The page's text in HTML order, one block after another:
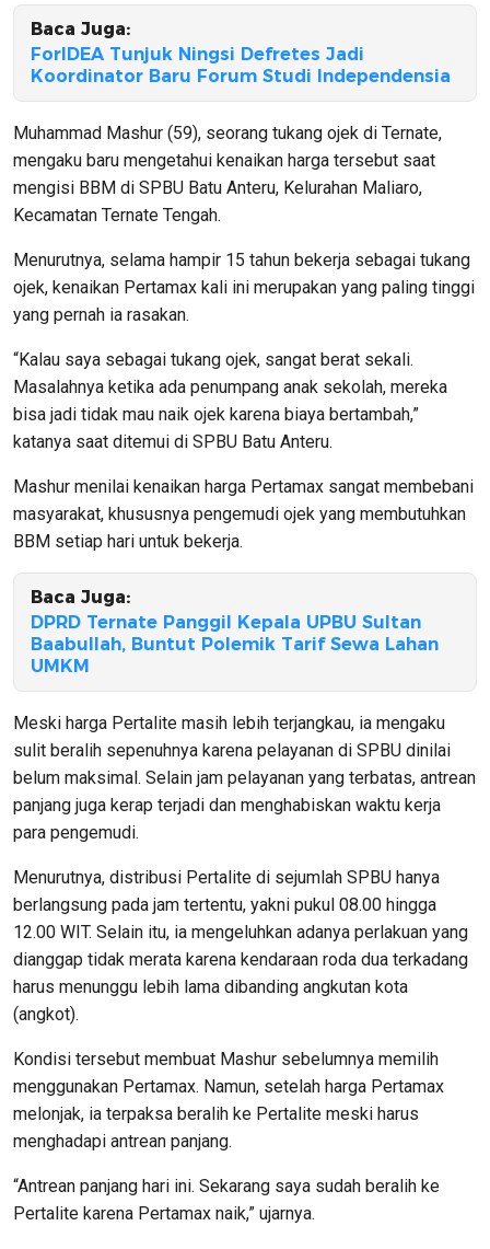
Baca Juga:
ForIDEA Tunjuk Ningsi Defretes Jadi
Koordinator Baru Forum Studi Independensia
Muhammad Mashur (59), seorang tukang ojek di Ternate,
mengaku baru mengetahui kenaikan harga tersebut saat
mengisi BBM di SPBU Batu Anteru, Kelurahan Maliaro,
Kecamatan Ternate Tengah.
Menurutnya, selama hampir 15 tahun bekerja sebagai tukang
ojek, kenaikan Pertamax kali ini merupakan yang paling tinggi
yang pernah ia rasakan.
“Kalau saya sebagai tukang ojek, sangat berat sekali.
Masalahnya ketika ada penumpang anak sekolah, mereka
bisa jadi tidak mau naik ojek karena biaya bertambah,”
katanya saat ditemui di SPBU Batu Anteru.
Mashur menilai kenaikan harga Pertamax sangat membebani
masyarakat, khususnya pengemudi ojek yang membutuhkan
BBM setiap hari untuk bekerja.
Baca Juga:
DPRD Ternate Panggil Kepala UPBU Sultan
Baabullah, Buntut Polemik Tarif Sewa Lahan
UMKM
Meski harga Pertalite masih lebih terjangkau, ia mengaku
sulit beralih sepenuhnya karena pelayanan di SPBU dinilai
belum maksimal. Selain jam pelayanan yang terbatas, antrean
panjang juga kerap terjadi dan menghabiskan waktu kerja
para pengemudi.
Menurutnya, distribusi Pertalite di sejumlah SPBU hanya
berlangsung pada jam tertentu, yakni pukul 08.00 hingga
12.00 WIT. Selain itu, ia mengeluhkan adanya perlakuan yang
dianggap tidak merata karena kendaraan roda dua terkadang
harus menunggu lebih lama dibanding angkutan kota
(angkot).
Kondisi tersebut membuat Mashur sebelumnya memilih
menggunakan Pertamax. Namun, setelah harga Pertamax
melonjak, ia terpaksa beralih ke Pertalite meski harus
menghadapi antrean panjang.
“Antrean panjang hari ini. Sekarang saya sudah beralih ke
Pertalite karena Pertamax naik,” ujarnya.